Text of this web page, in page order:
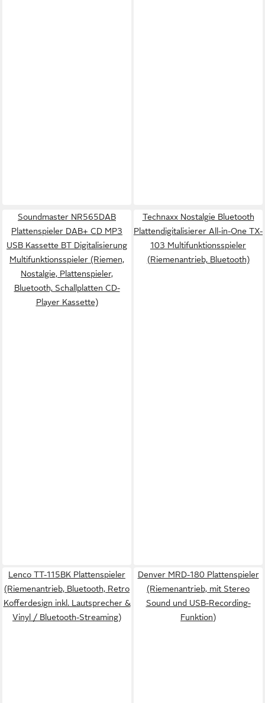
Soundmaster NR565DAB
Plattenspieler DAB+ CD MP3
USB Kassette BT Digitalisierung
Multifunktionsspieler (Riemen,
Nostalgie, Plattenspieler,
Bluetooth, Schallplatten CD-
Player Kassette)
Technaxx Nostalgie Bluetooth
Plattendigitalisierer All-in-One TX-
103 Multifunktionsspieler
(Riemenantrieb, Bluetooth)
Lenco TT-115BK Plattenspieler
(Riemenantrieb, Bluetooth, Retro
Kofferdesign inkl. Lautsprecher &
Vinyl / Bluetooth-Streaming)
Denver MRD-180 Plattenspieler
(Riemenantrieb, mit Stereo
Sound und USB-Recording-
Funktion)